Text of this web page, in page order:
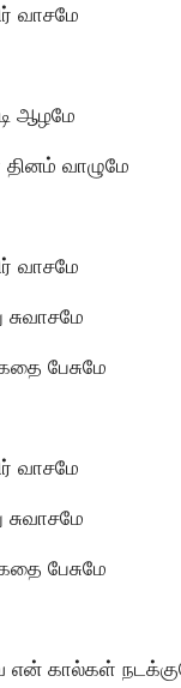
வாசமே
ஆழமே
வாழுமே
வாசமே
சுவாசமே
பேசுமே
வாசமே
சுவாசமே
பேசுமே
என் கால்கள்